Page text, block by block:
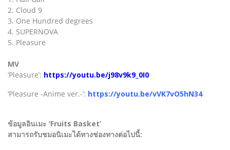
2. Cloud 9
3. One Hundred degrees
4. SUPERNOVA
5. Pleasure
MV
‘Pleasure’: https://youtu.be/j98v9k9_0I0
‘Pleasure -Anime ver.-’: https://youtu.be/vVK7vO5hN34
ข้อมูลอินเมะ ‘Fruits Basket’
สามารถรับชมอนิเมะได้ทางช่องทางต่อไปนี้: